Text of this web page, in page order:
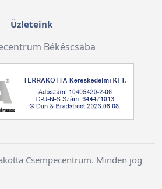
Üzleteink
Békéscsaba
Csempecentrum. Minden jog